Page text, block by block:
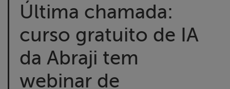
Proteção Legal
e Litigância
Última chamada:
curso gratuito de IA
da Abraji tem
webinar de